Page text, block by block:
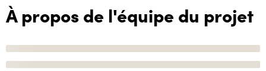
À propos de l'équipe du projet